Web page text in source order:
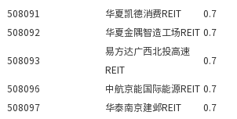
508091 华夏凯德消费REIT
0.7
508092 华夏金隅智造工场REIT 0.7
508093
易方达广西北投高速
REIT
0.7
508096 中航京能国际能源REIT 0.7
508097 华泰南京建邺REIT 0.7